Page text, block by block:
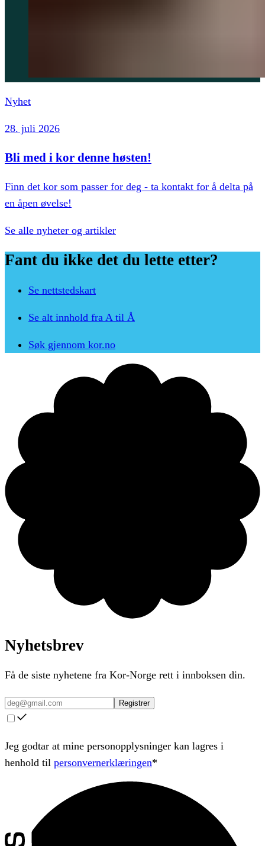
Nyhet
28. juli 2026
Bli med i kor denne høsten!
Finn det kor som passer for deg - ta kontakt for å delta på
en åpen øvelse!
Se alle nyheter og artikler
Fant du ikke det du lette etter?
Se nettstedskart
Se alt innhold fra A til Å
Søk gjennom kor.no
Nyhetsbrev
Få de siste nyhetene fra Kor-Norge rett i innboksen din.
Registrer
Jeg godtar at mine personopplysninger kan lagres i
henhold til personvernerklæringen*